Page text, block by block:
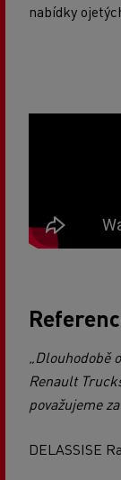
nabídky
„Dlouhodobě
Renault
považujeme
DELASSISE